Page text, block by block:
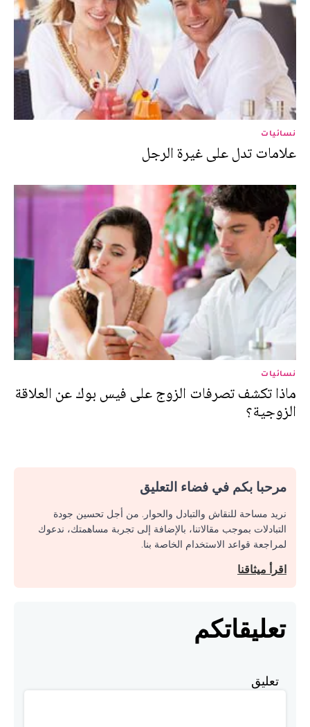
نسائيات
علامات تدل على غيرة الرجل
نسائيات
ماذا تكشف تصرفات الزوج على فيس بوك عن العلاقة
الزوجية؟
مرحبا بكم في فضاء التعليق
نريد مساحة للنقاش والتبادل والحوار. من أجل تحسين جودة
التبادلات بموجب مقالاتنا، بالإضافة إلى تجربة مساهمتك، ندعوك
لمراجعة قواعد الاستخدام الخاصة بنا.
اقرأ ميثاقنا
تعليقاتكم
تعليق